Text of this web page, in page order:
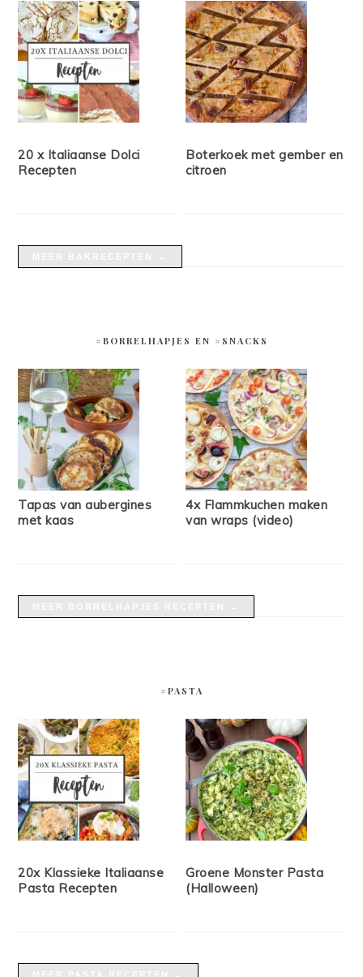
20 x Italiaanse Dolci
Recepten
Boterkoek met gember en
citroen
#BORRELHAPJES EN #SNACKS
Tapas van aubergines
met kaas
4x Flammkuchen maken
van wraps (video)
#PASTA
20x Klassieke Italiaanse
Pasta Recepten
Groene Monster Pasta
(Halloween)